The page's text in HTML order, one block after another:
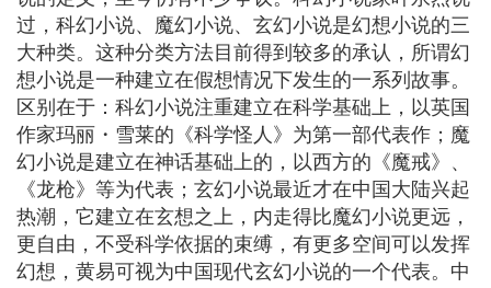
过，科幻小说、魔幻小说、玄幻小说是幻想小说的三
大种类。这种分类方法目前得到较多的承认，所谓幻
想小说是一种建立在假想情况下发生的一系列故事。
区别在于：科幻小说注重建立在科学基础上，以英国
作家玛丽・雪莱的《科学怪人》为第一部代表作；魔
幻小说是建立在神话基础上的，以西方的《魔戒》、
《龙枪》等为代表；玄幻小说最近才在中国大陆兴起
热潮，它建立在玄想之上，内走得比魔幻小说更远，
更自由，不受科学依据的束缚，有更多空间可以发挥
幻想，黄易可视为中国现代玄幻小说的一个代表。中